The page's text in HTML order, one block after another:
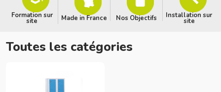
Formation sur
site Made in France Nos Objectifs Installation sur
site
Toutes les catégories